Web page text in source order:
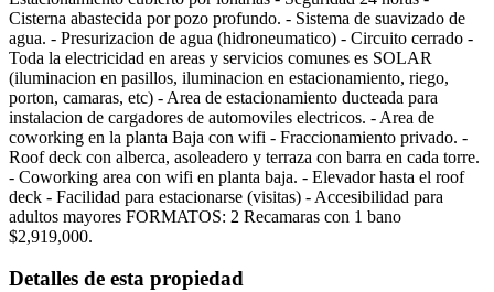
Cisterna abastecida por pozo profundo. - Sistema de suavizado de
agua. - Presurizacion de agua (hidroneumatico) - Circuito cerrado -
Toda la electricidad en areas y servicios comunes es SOLAR
(iluminacion en pasillos, iluminacion en estacionamiento, riego,
porton, camaras, etc) - Area de estacionamiento ducteada para
instalacion de cargadores de automoviles electricos. - Area de
coworking en la planta Baja con wifi - Fraccionamiento privado. -
Roof deck con alberca, asoleadero y terraza con barra en cada torre.
- Coworking area con wifi en planta baja. - Elevador hasta el roof
deck - Facilidad para estacionarse (visitas) - Accesibilidad para
adultos mayores FORMATOS: 2 Recamaras con 1 bano
$2,919,000.
Detalles de esta propiedad